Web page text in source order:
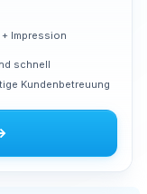
Impression
schnell
Kundenbetreuung